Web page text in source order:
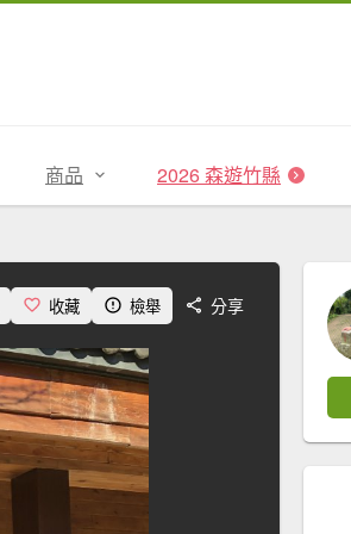
商品 2026 森遊竹縣
收藏 檢舉 分享